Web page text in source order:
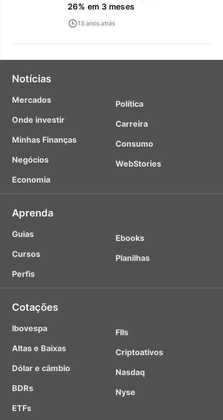
26% em 3 meses
13 anos atrás
Notícias
Mercados
Onde investir
Minhas Finanças
Negócios
Economia
Política
Carreira
Consumo
WebStories
Aprenda
Guias
Cursos
Perfis
Ebooks
Planilhas
Cotações
Ibovespa
Altas e Baixas
Dólar e câmbio
BDRs
ETFs
FIIs
Criptoativos
Nasdaq
Nyse